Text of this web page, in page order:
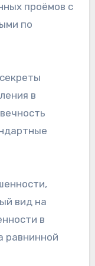
проёмов с
по
в
вид на
в
равнинной